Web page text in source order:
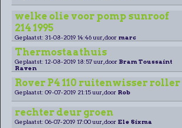
welke olie voor pomp sunroof
214 1995
Geplaatst: 31-08-2019 14:46 uur, door marc
Thermostaathuis
Geplaatst: 12-08-2019 18:57 uur, door Bram Toussaint
Raven
Rover P4 110 ruitenwisser roller
Geplaatst: 09-07-2019 21:15 uur, door Rob
rechter deur groen
Geplaatst: 06-07-2019 17:00 uur, door Ele Sixma